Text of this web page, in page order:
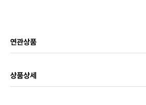
연관상품
상품상세